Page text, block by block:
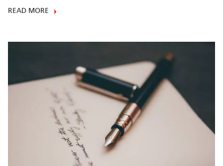
READ MORE